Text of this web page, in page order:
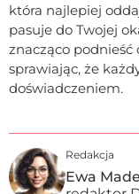
która najlepiej
pasuje do Twojej
znacząco
sprawiając, że
doświadczeniem.
Redakcja
Ewa